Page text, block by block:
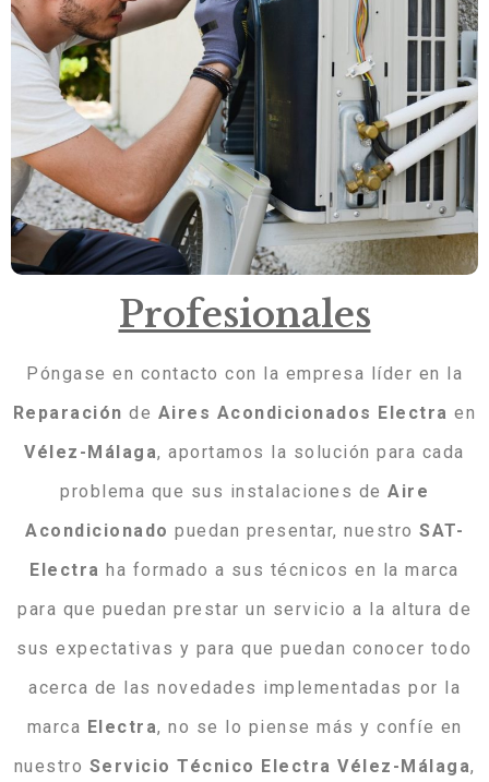
Profesionales
Póngase en contacto con la empresa líder en la
Reparación de Aires Acondicionados Electra en
Vélez-Málaga, aportamos la solución para cada
problema que sus instalaciones de Aire
Acondicionado puedan presentar, nuestro SAT-
Electra ha formado a sus técnicos en la marca
para que puedan prestar un servicio a la altura de
sus expectativas y para que puedan conocer todo
acerca de las novedades implementadas por la
marca Electra, no se lo piense más y confíe en
nuestro Servicio Técnico Electra Vélez-Málaga,